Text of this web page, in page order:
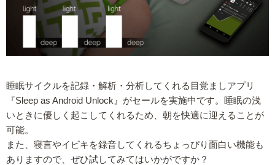
睡眠サイクルを記録・解析・分析してくれる目覚ましアプリ
『Sleep as Android Unlock』がセールを実施中です。睡眠の浅
いときに優しく起こしてくれるため、朝を快適に迎えることが
可能。
また、寝言やイビキを録音してくれるちょっぴり面白い機能も
ありますので、ぜひ試してみてはいかがですか？